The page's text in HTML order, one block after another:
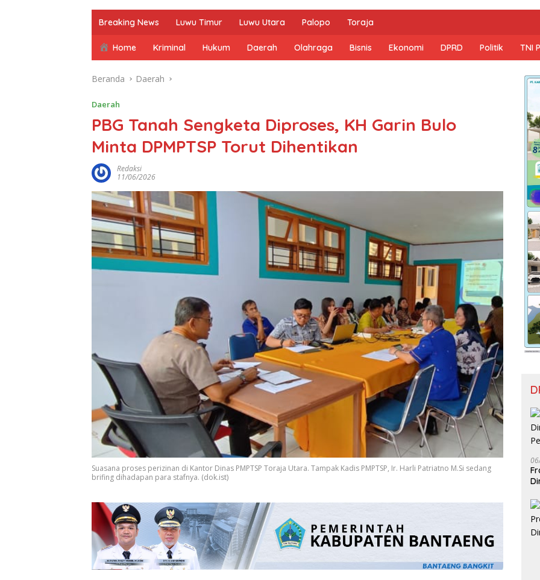
Breaking News Luwu Timur Luwu Utara Palopo Toraja
Home Kriminal Hukum Daerah Olahraga Bisnis Ekonomi DPRD Politik TNI
Beranda Daerah
Daerah
PBG Tanah Sengketa Diproses, KH Garin Bulo
Minta DPMPTSP Torut Dihentikan
Redaksi
11/06/2026
Suasana proses perizinan di Kantor Dinas PMPTSP Toraja Utara. Tampak Kadis PMPTSP, Ir. Harli Patriatno M.Si sedang
brifing dihadapan para stafnya. (dok.ist)